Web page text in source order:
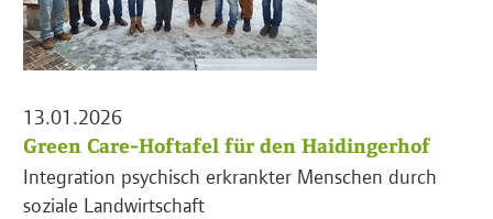
13.01.2026
Green Care-Hoftafel für den Haidingerhof
Integration psychisch erkrankter Menschen durch
soziale Landwirtschaft